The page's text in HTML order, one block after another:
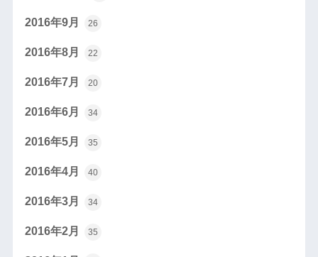
2016年9月 26
2016年8月 22
2016年7月 20
2016年6月 34
2016年5月 35
2016年4月 40
2016年3月 34
2016年2月 35